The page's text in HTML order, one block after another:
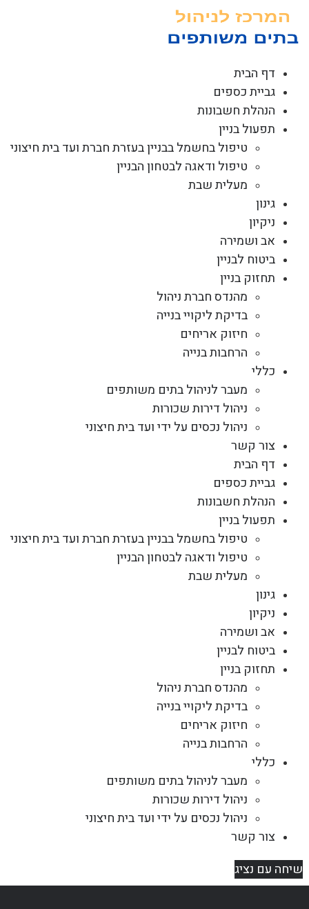
דף הבית
גביית כספים
הנהלת חשבונות
תפעול בניין
טיפול בחשמל בבניין בעזרת חברת ועד בית חיצוני
טיפול ודאגה לבטחון הבניין
מעלית שבת
גינון
ניקיון
אב ושמירה
ביטוח לבניין
תחזוק בניין
מהנדס חברת ניהול
בדיקת ליקויי בנייה
חיזוק אריחים
הרחבות בנייה
כללי
מעבר לניהול בתים משותפים
ניהול דירות שכורות
ניהול נכסים על ידי ועד בית חיצוני
צור קשר
דף הבית
גביית כספים
הנהלת חשבונות
תפעול בניין
טיפול בחשמל בבניין בעזרת חברת ועד בית חיצוני
טיפול ודאגה לבטחון הבניין
מעלית שבת
גינון
ניקיון
אב ושמירה
ביטוח לבניין
תחזוק בניין
מהנדס חברת ניהול
בדיקת ליקויי בנייה
חיזוק אריחים
הרחבות בנייה
כללי
מעבר לניהול בתים משותפים
ניהול דירות שכורות
ניהול נכסים על ידי ועד בית חיצוני
צור קשר
שיחה עם נציג